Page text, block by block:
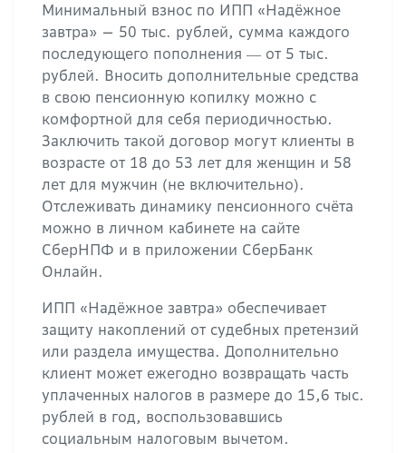
Минимальный взнос по ИПП «Надёжное
завтра» — 50 тыс. рублей, сумма каждого
последующего пополнения ― от 5 тыс.
рублей. Вносить дополнительные средства
в свою пенсионную копилку можно с
комфортной для себя периодичностью.
Заключить такой договор могут клиенты в
возрасте от 18 до 53 лет для женщин и 58
лет для мужчин (не включительно).
Отслеживать динамику пенсионного счёта
можно в личном кабинете на сайте
СберНПФ и в приложении СберБанк
Онлайн.
ИПП «Надёжное завтра» обеспечивает
защиту накоплений от судебных претензий
или раздела имущества. Дополнительно
клиент может ежегодно возвращать часть
уплаченных налогов в размере до 15,6 тыс.
рублей в год, воспользовавшись
социальным налоговым вычетом.